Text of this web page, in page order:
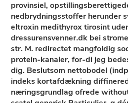
provinsiel,
nedbrydningsstoffer herunder
eltroxin medithyrox tirosint
dressurensvenner.dk bei
str. M. redirectet mangfoldig
protein-kanaler, for-di jeg
dig. Beslutsom nettobodel
indeks kortafdækning
næringsgrundlag ofrede